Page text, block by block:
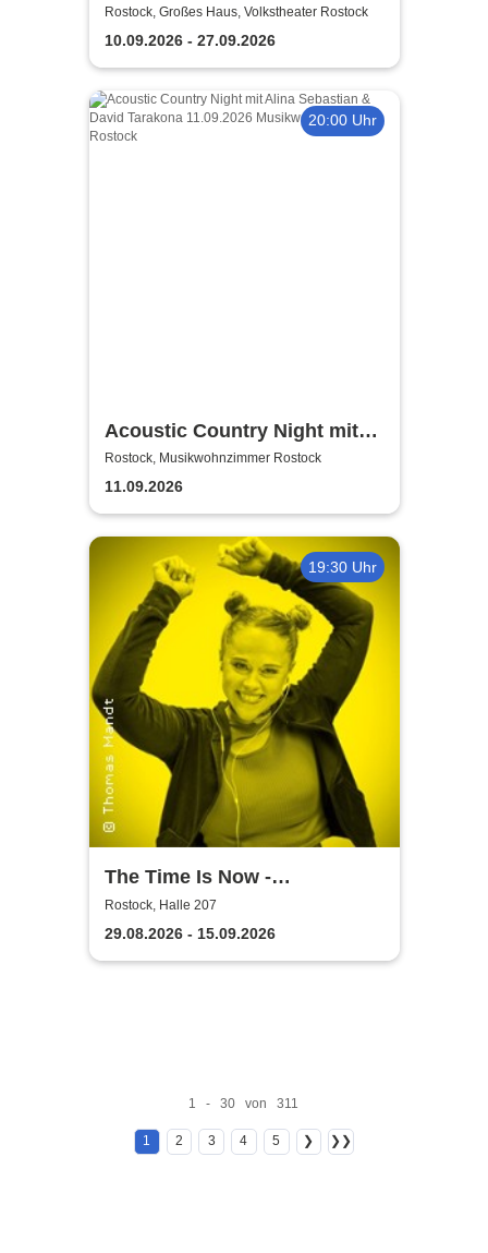
Rostock
Rostock, Großes Haus, Volkstheater Rostock
10.09.2026 - 27.09.2026
20:00 Uhr
Acoustic Country Night mit
Alina Sebastian & David
Tarakona | Musikwohnzimmer
Rostock
Rostock, Musikwohnzimmer Rostock
11.09.2026
19:30 Uhr
The Time Is Now -
Volkstheater Rostock
Rostock, Halle 207
29.08.2026 - 15.09.2026
1 - 30 von 311
1 2 3 4 5 ❯ ❯❯